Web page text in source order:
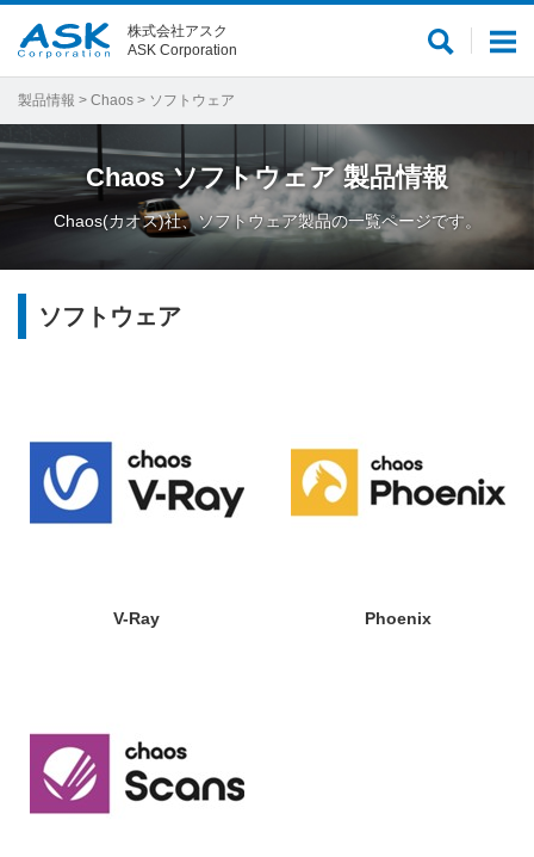
メ
ー
サ
内
検
索
株式会社アスク
ASK Corporation
製品情報 > Chaos > ソフトウェア
Chaos ソフトウェア 製品情報
Chaos(カオス)社、ソフトウェア製品の一覧ページです。
ソフトウェア
V-Ray Phoenix